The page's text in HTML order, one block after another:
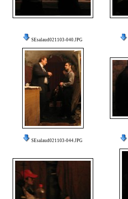
SEsalaud021103-040.JPG
SEsalaud021103-044.JPG